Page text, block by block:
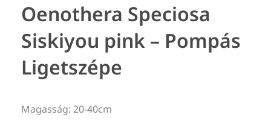
Oenothera Speciosa
Siskiyou pink – Pompás
Ligetszépe
Magasság: 20-40cm